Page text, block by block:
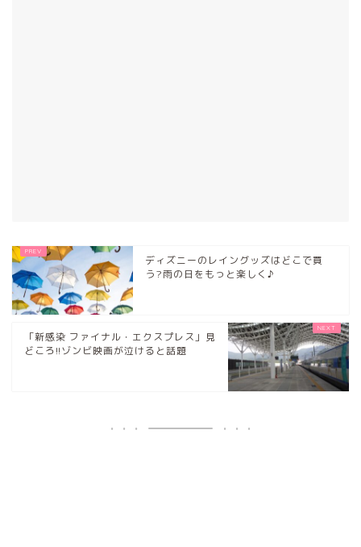
ディズニーのレイングッズはどこで買
う?雨の日をもっと楽しく♪
「新感染 ファイナル・エクスプレス」見
どころ!!ゾンビ映画が泣けると話題